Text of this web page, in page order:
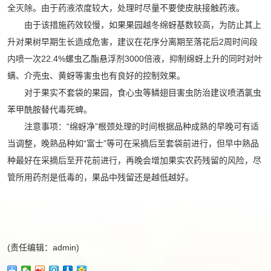
全灭除。由于药液浓度较大，处理时尽量不要使皮肤接触药液。
由于该措施药效较慢，如果果园越冬绵蚜基数较高，为防止其上
升对果树早期生长造成危害，建议在花序分离期至落花后2周时间段
内喷一次22.4%螺虫乙酯悬浮剂3000倍液，抑制绵蚜上升的同时对叶
螨、介壳虫、黄蚜等害虫也有良好的控制效果。
对于果实不套袋的果园，食心虫等鳞翅目害虫防治建议喷洒氯虫
苯甲酰胺替代毒死蜱。
注意事项：“绵蚜净”根颈处理的时间根据品种成熟的早晚可有适
当调整，晚熟品种如“富士”等可在采摘后至套袋前进行，但早中熟品
种最好在采摘后至开花前进行，再晚会增加果实农药残留的风险，尽
管所用药剂是低毒的，果品中残留还是越低越好。
(责任编辑：admin)